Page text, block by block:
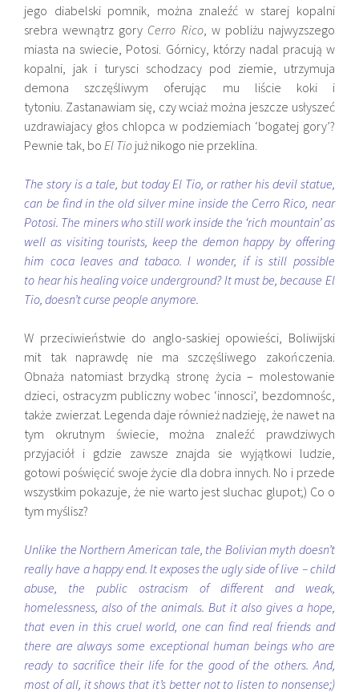
jego diabelski pomnik, można znaleźć w starej kopalni
srebra wewnątrz gory Cerro Rico, w pobliżu najwyzszego
miasta na swiecie, Potosi. Górnicy, którzy nadal pracują w
kopalni, jak i turysci schodzacy pod ziemie, utrzymuja
demona szczęśliwym oferując mu liście koki i
tytoniu. Zastanawiam się, czy wciaż można jeszcze usłyszeć
uzdrawiajacy głos chlopca w podziemiach ‘bogatej gory’?
Pewnie tak, boEl Tio już nikogo nie przeklina.
The story is a tale, but today El Tio, or rather his devil statue,
can be find in the old silver mine inside the Cerro Rico, near
Potosi. The miners who still work inside the ‘rich mountain’ as
well as visiting tourists, keep the demon happy by offering
him coca leaves and tabaco. I wonder, if is still possible
to hear his healing voice underground? It must be, because El
Tio, doesn’t curse people anymore.
W przeciwieństwie do anglo-saskiej opowieści, Boliwijski
mit tak naprawdę nie ma szczęśliwego zakończenia.
Obnaża natomiast brzydką stronę życia – molestowanie
dzieci, ostracyzm publiczny wobec ‘innosci’, bezdomnośc,
także zwierzat. Legenda daje również nadzieję, że nawet na
tym okrutnym świecie, można znaleźć prawdziwych
przyjaciół i gdzie zawsze znajda sie wyjątkowi ludzie,
gotowi poświęcić swoje życie dla dobra innych. No i przede
wszystkim pokazuje, że nie warto jest sluchac glupot;) Co o
tym myślisz?
Unlike the Northern American tale, the Bolivian myth doesn’t
really have a happy end. It exposes the ugly side of live – child
abuse, the public ostracism of different and weak,
homelessness, also of the animals. But it also gives a hope,
that even in this cruel world, one can find real friends and
there are always some exceptional human beings who are
ready to sacrifice their life for the good of the others. And,
most of all, it shows that it’s better not to listen to nonsense;)